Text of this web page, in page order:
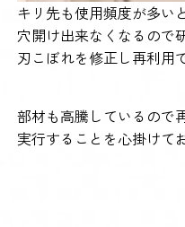
キリ先も使用頻度が多い
穴開け出来なくなるので
刃こぼれを修正し再利用
部材も高騰しているので
実行することを心掛けて